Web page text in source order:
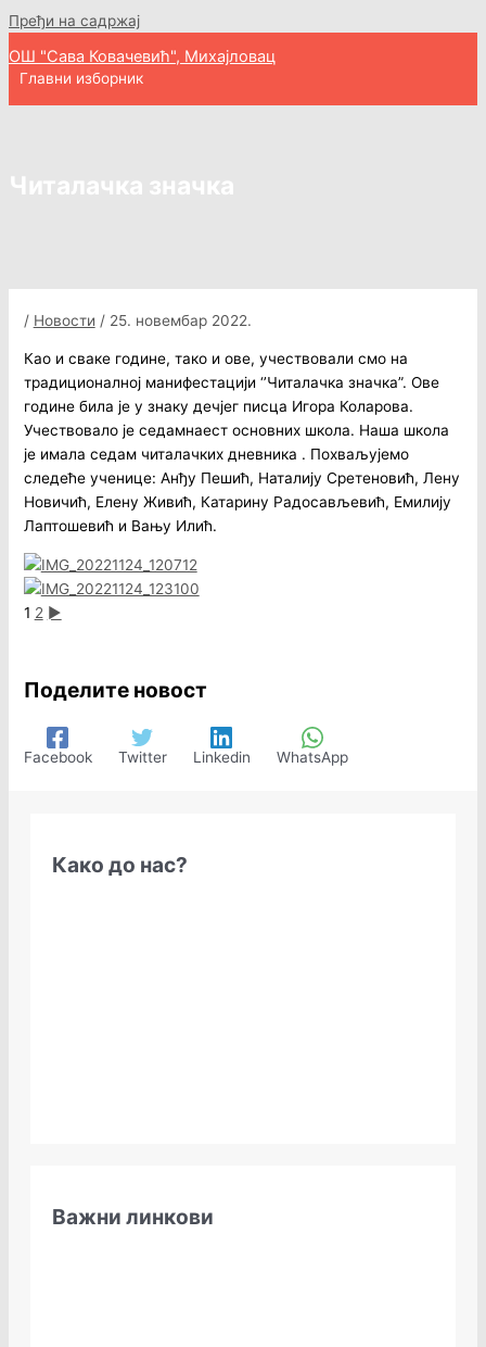
Пређи на садржај
ОШ "Сава Ковачевић", Михајловац
Главни изборник
Читалачка значка
/ Новости / 25. новембар 2022.
Као и сваке године, тако и ове, учествовали смо на
традиционалној манифестацији ‘’Читалачка значка”. Ове
године била је у знаку дечјег писца Игора Коларова.
Учествовало је седамнаест основних школа. Наша школа
је имала седам читалачких дневника . Похваљујемо
следеће ученице: Анђу Пешић, Наталију Сретеновић, Лену
Новичић, Елену Живић, Катарину Радосављевић, Емилију
Лаптошевић и Вању Илић.
1 2 ►
Поделите новост
Facebook Twitter Linkedin WhatsApp
Како до нас?
Важни линкови